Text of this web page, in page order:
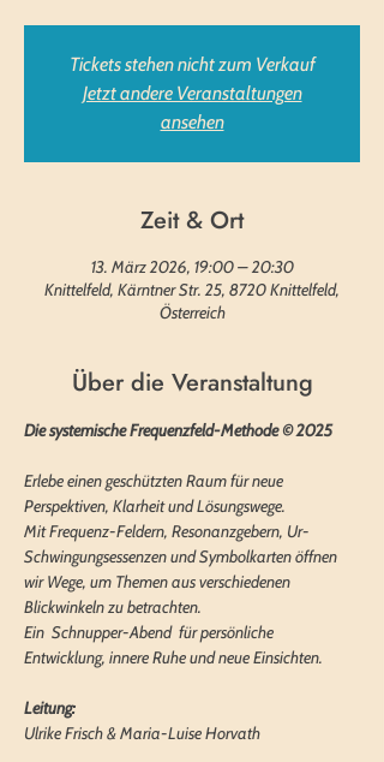
Tickets stehen nicht zum Verkauf
Jetzt andere Veranstaltungen
ansehen
Zeit & Ort
13. März 2026, 19:00 – 20:30
Knittelfeld, Kärntner Str. 25, 8720 Knittelfeld,
Österreich
Über die Veranstaltung
Die systemische Frequenzfeld-Methode © 2025
Erlebe einen geschützten Raum für neue
Perspektiven, Klarheit und Lösungswege.
Mit Frequenz-Feldern, Resonanzgebern, Ur-
Schwingungsessenzen und Symbolkarten öffnen
wir Wege, um Themen aus verschiedenen
Blickwinkeln zu betrachten.
Ein  Schnupper-Abend  für persönliche
Entwicklung, innere Ruhe und neue Einsichten.
Leitung:
Ulrike Frisch & Maria-Luise Horvath